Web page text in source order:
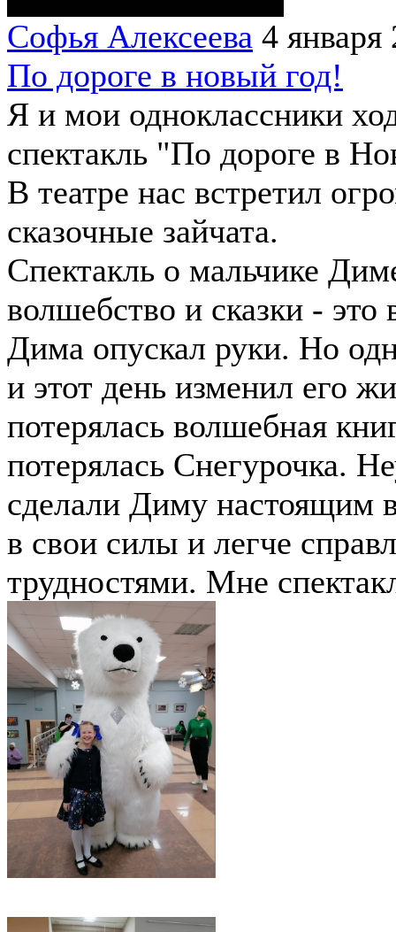
Софья Алексеева 4 января
По дороге в новый год!
Я и мои одноклассники
спектакль "По дороге в
В театре нас встретил
сказочные зайчата.
Спектакль о мальчике
волшебство и сказки -
Дима опускал руки. Но
и этот день изменил его
потерялась волшебная
потерялась Снегурочка.
сделали Диму настоящим
в свои силы и легче
трудностями. Мне